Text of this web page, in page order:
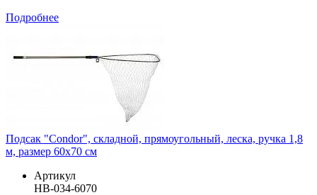
Подробнее
Подсак "Condor", складной, прямоугольный, леска, ручка 1,8
м, размер 60х70 см
Артикул
HB-034-6070